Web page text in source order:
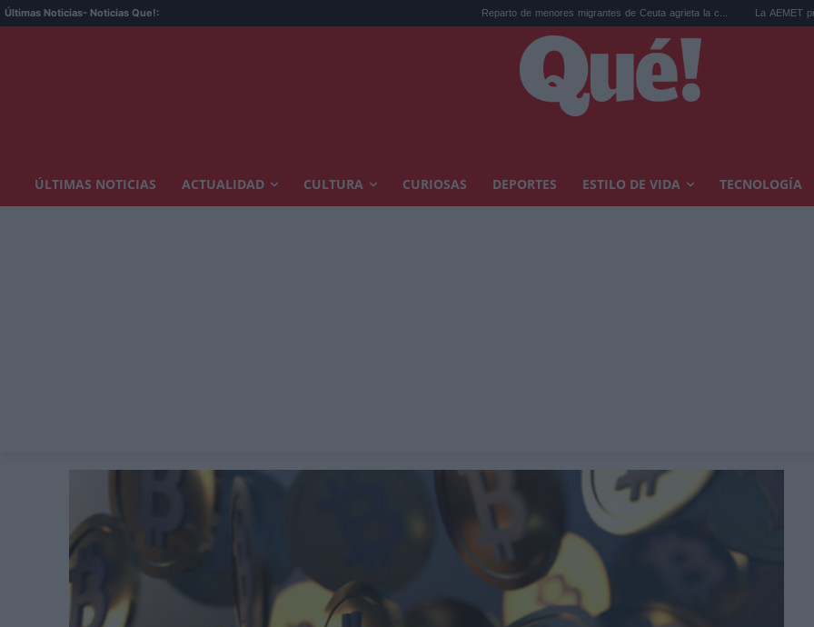
Últimas Noticias- Noticias Que!: Reparto de menores migrantes de Ceuta agrieta la c... La AEMET prepara una
ÚLTIMAS NOTICIAS ACTUALIDAD CULTURA CURIOSAS DEPORTES ESTILO DE VIDA TECNOLOGÍA